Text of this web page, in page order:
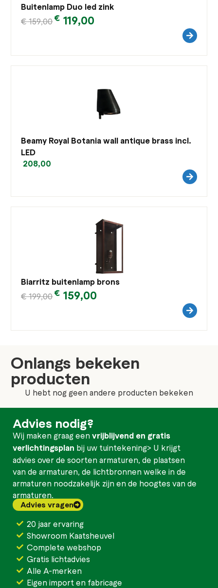
Buitenlamp Duo led zink
€159,00€ 119,00
Beamy Royal Botania wall antique brass incl.
LED
208,00
Biarritz buitenlamp brons
€199,00€ 159,00
Onlangs bekeken
producten
U hebt nog geen andere producten bekeken
Advies nodig?
Wij maken graag eenvrijblijvend en gratis
verlichtingsplan bij uw tuintekening> U krijgt
advies over de soorten armaturen, de plaatsen
van de armaturen, de lichtbronnen welke in de
armaturen noodzakelijk zijn en de hoogtes van de
armaturen.
Advies vragen
20 jaar ervaring
Showroom Kaatsheuvel
Complete webshop
Gratis lichtadvies
Alle A-merken
Eigen import en fabricage